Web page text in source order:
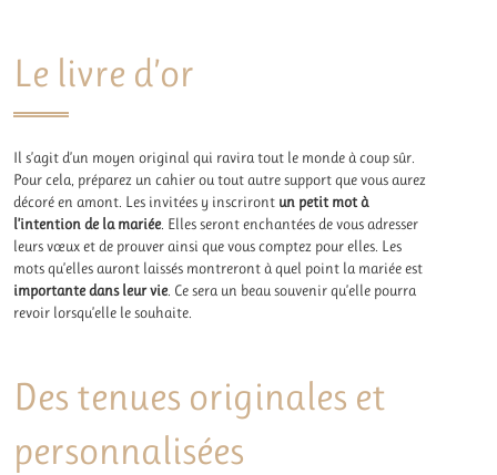
Le livre d’or
Il s’agit d’un moyen original qui ravira tout le monde à coup sûr.
Pour cela, préparez un cahier ou tout autre support que vous aurez
décoré en amont. Les invitées y inscriront un petit mot à
l’intention de la mariée. Elles seront enchantées de vous adresser
leurs vœux et de prouver ainsi que vous comptez pour elles. Les
mots qu’elles auront laissés montreront à quel point la mariée est
importante dans leur vie. Ce sera un beau souvenir qu’elle pourra
revoir lorsqu’elle le souhaite.
Des tenues originales et
personnalisées